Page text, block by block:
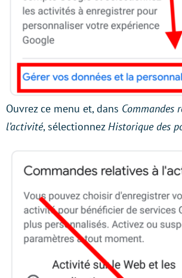
Ouvrez ce menu et, dans Commandes
l’activité, sélectionnezHistorique des